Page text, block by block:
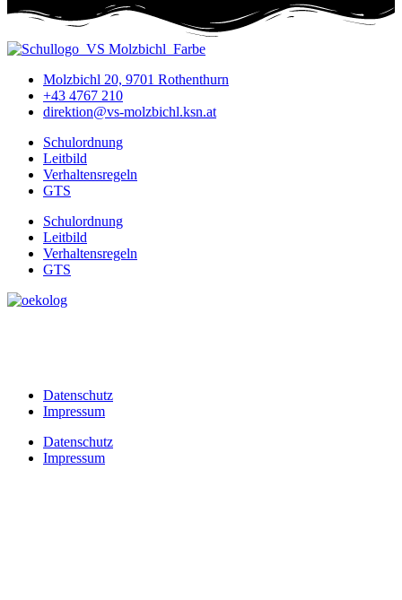
Molzbichl 20, 9701 Rothenthurn
+43 4767 210
direktion@vs-molzbichl.ksn.at
Schulordnung
Leitbild
Verhaltensregeln
GTS
Schulordnung
Leitbild
Verhaltensregeln
GTS
Datenschutz
Impressum
Datenschutz
Impressum